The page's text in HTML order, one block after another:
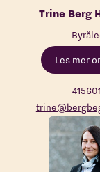
Trine Berg
Les mer